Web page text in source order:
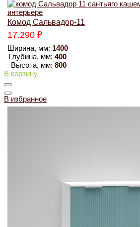
Комод Сальвадор-11
17.290 ₽
Ширина, мм: 1400
Глубина, мм: 400
Высота, мм: 800
В корзину
В избранное